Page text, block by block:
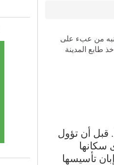
من عبء على
طابع المدينة
قبل أن تؤول
سكانها
تأسيسها